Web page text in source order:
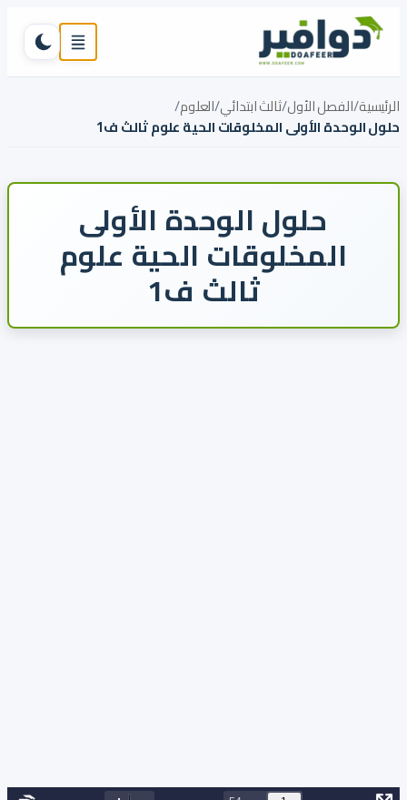
تخطي إلى المحتوى
القائمة
تبديل
الرئيسية/الفصل الأول/ثالث ابتدائي/العلوم/
حلول الوحدة الأولى المخلوقات الحية علوم ثالث ف1
حلول الوحدة الأولى
المخلوقات الحية علوم
ثالث ف1